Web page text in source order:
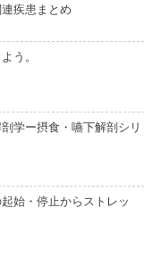
疾患まとめ
う。
学ー摂食・嚥下解剖シリ
始・停止からストレッ